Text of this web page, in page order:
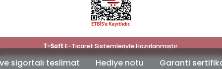
teslimat Hediye notu Garanti sertifikası
T-SoftE-Ticaret Sistemleriyle Hazırlanmıştır.